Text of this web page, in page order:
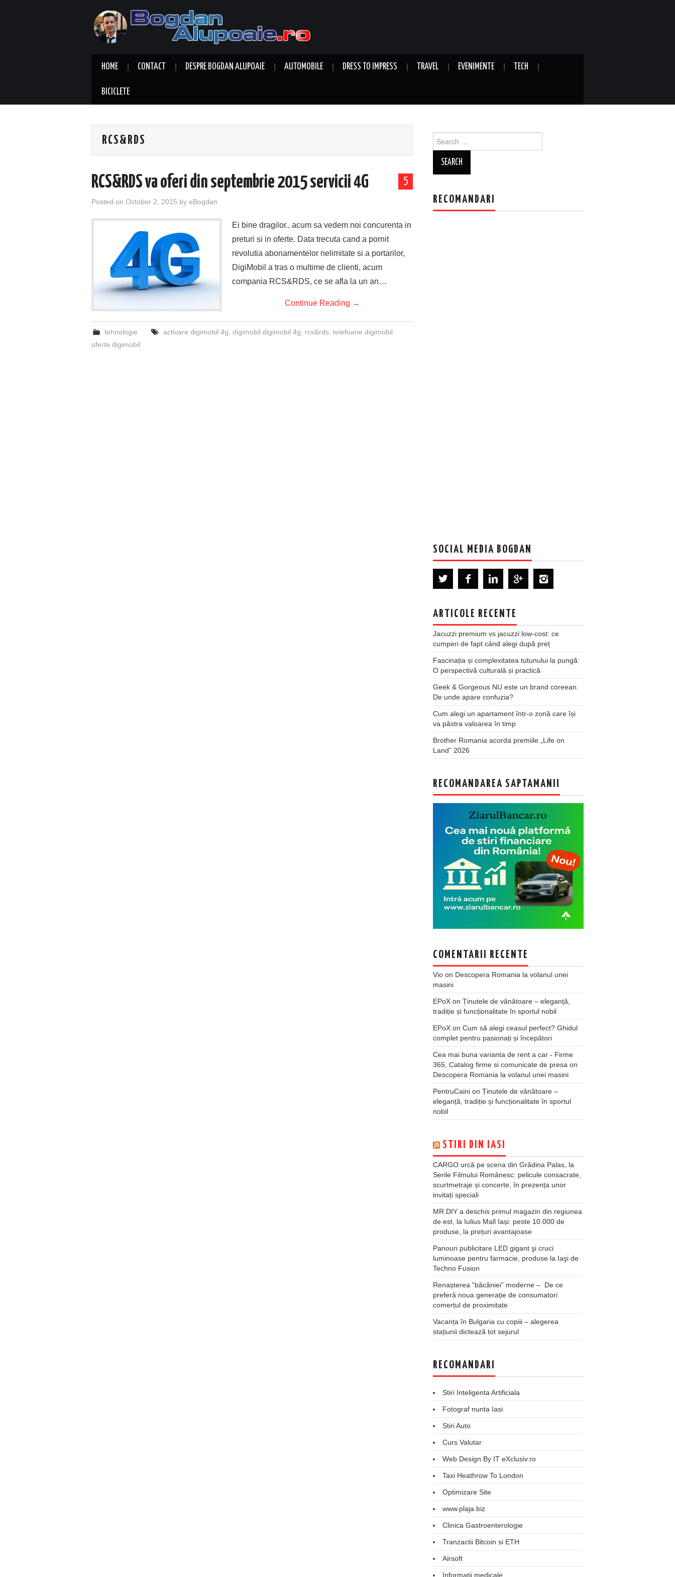
HOME CONTACT DESPRE BOGDAN ALUPOAIE AUTOMOBILE DRESS TO IMPRESS TRAVEL EVENIMENTE TECH
BICICLETE
RCS&RDS
5
RCS&RDS va oferi din septembrie 2015 servicii 4G
Posted on October 2, 2015 by eBogdan
Ei bine dragilor.. acum sa vedem noi concurenta in
preturi si in oferte. Data trecuta cand a pornit
revolutia abonamentelor nelimitate si a portarilor,
DigiMobil a tras o multime de clienti, acum
compania RCS&RDS, ce se afla la un an…
Continue Reading →
tehnologie activare digimobil 4g digimobil digimobil 4g rcs&rds, telefoane digimobil
oferte digimobil
for:
RECOMANDARI
SOCIAL MEDIA BOGDAN
ARTICOLE RECENTE
Jacuzzi premium vs jacuzzi low-cost: ce
cumperi de fapt când alegi după preț
Fascinația și complexitatea tutunului la pungă:
O perspectivă culturală și practică
Geek & Gorgeous NU este un brand coreean.
De unde apare confuzia?
Cum alegi un apartament într-o zonă care își
va păstra valoarea în timp
Brother Romania acorda premiile „Life on
Land” 2026
RECOMANDAREA SAPTAMANII
COMENTARII RECENTE
Vio on Descopera Romania la volanul unei
masini
EPoX on Ținutele de vânătoare – eleganță,
tradiție și funcționalitate în sportul nobil
EPoX on Cum să alegi ceasul perfect? Ghidul
complet pentru pasionați și începători
Cea mai buna varianta de rent a car - Firme
365, Catalog firme si comunicate de presa on
Descopera Romania la volanul unei masini
PentruCaini on Ținutele de vânătoare –
eleganță, tradiție și funcționalitate în sportul
nobil
STIRI DIN IASI
CARGO urcă pe scena din Grădina Palas, la
Serile Filmului Românesc: pelicule consacrate,
scurtmetraje și concerte, în prezența unor
invitați speciali
MR.DIY a deschis primul magazin din regiunea
de est, la Iulius Mall Iași: peste 10.000 de
produse, la prețuri avantajoase
Panouri publicitare LED gigant şi cruci
luminoase pentru farmacie, produse la Iaşi de
Techno Fusion
Renașterea “băcăniei” moderne – De ce
preferă noua generație de consumatori
comerțul de proximitate
Vacanța în Bulgaria cu copiii – alegerea
stațiunii dictează tot sejurul
RECOMANDARI
Stiri Inteligenta Artificiala
Fotograf nunta Iasi
Stiri Auto
Curs Valutar
Web Design By IT eXclusiv.ro
Taxi Heathrow To London
Optimizare Site
www.plaja.biz
Clinica Gastroenterologie
Tranzactii Bitcoin si ETH
Airsoft
Informatii medicale